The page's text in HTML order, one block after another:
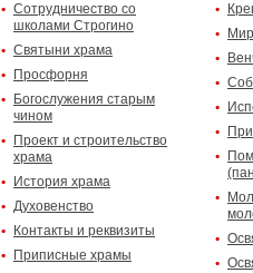
Сотрудничество со
школами Строгино
Святыни храма
Просфорня
Богослужения старым
чином
Проект и строительство
храма
История храма
Духовенство
Контакты и реквизиты
Приписные храмы